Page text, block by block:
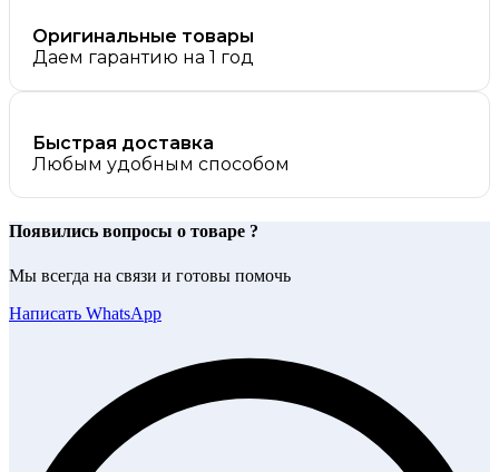
Оригинальные товары
Даем гарантию на 1 год
Быстрая доставка
Любым удобным способом
Появились вопросы о товаре ?
Мы всегда на связи и готовы помочь
Написать WhatsApp